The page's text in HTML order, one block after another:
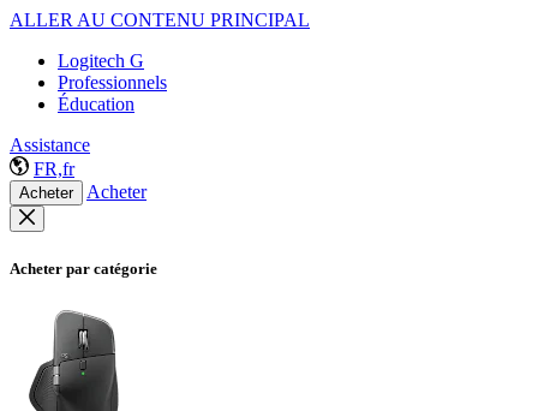
ALLER AU CONTENU PRINCIPAL
Logitech G
Professionnels
Éducation
Assistance
FR,fr
Acheter Acheter
Acheter par catégorie